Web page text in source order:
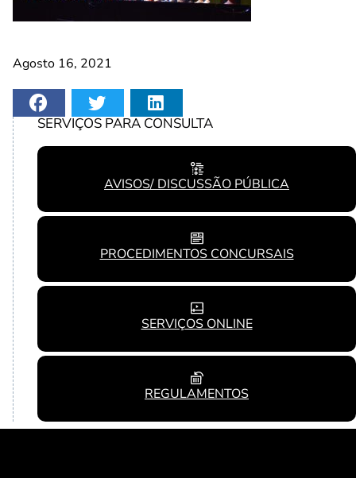
Agosto 16, 2021
SERVIÇOS PARA CONSULTA
AVISOS/ DISCUSSÃO PÚBLICA
PROCEDIMENTOS CONCURSAIS
SERVIÇOS ONLINE
REGULAMENTOS